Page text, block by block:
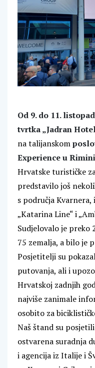
Od 9. do 11.
tvrtka „Jadran
na talijanskom
Experience u
Hrvatske turističke
predstavilo još
s područja
„Katarina Line“ i
Sudjelovalo je preko
75 zemalja, a bilo je
Posjetitelji su
putovanja, ali i
Hrvatskoj zadnjih
najviše zanimale
osobito za
Naš štand su
ostvarena suradnja
i agencija iz Italije i